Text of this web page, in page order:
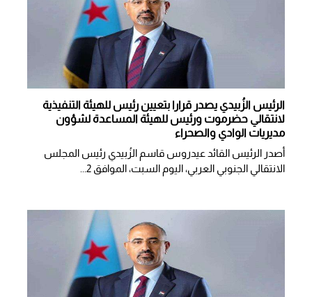
الرئيس الزُبيدي يصدر قرارا بتعيين رئيس للهيئة التنفيذية
لانتقالي حضرموت ورئيس للهيئة المساعدة لشؤون
مديريات الوادي والصحراء
أصدر الرئيس القائد عيدروس قاسم الزُبيدي رئيس المجلس
الانتقالي الجنوبي العربي، اليوم السبت، الموافق 2...